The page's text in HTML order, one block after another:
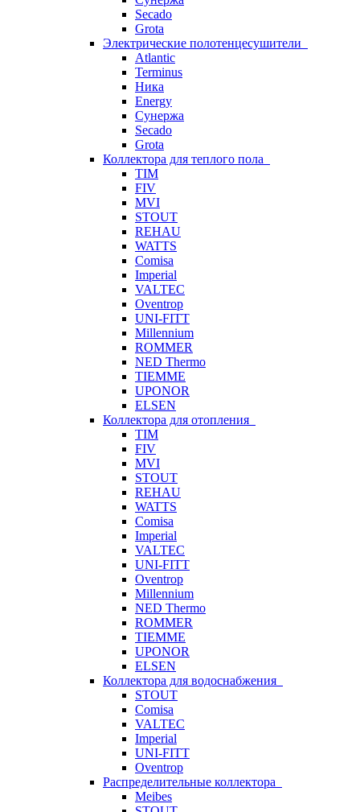
Secado
Grota
Электрические полотенцесушители
Atlantic
Terminus
Ника
Energy
Сунержа
Secado
Grota
Коллектора для теплого пола
TIM
FIV
MVI
STOUT
REHAU
WATTS
Comisa
Imperial
VALTEC
Oventrop
UNI-FITT
Millennium
ROMMER
NED Thermo
TIEMME
UPONOR
ELSEN
Коллектора для отопления
TIM
FIV
MVI
STOUT
REHAU
WATTS
Comisa
Imperial
VALTEC
UNI-FITT
Oventrop
Millennium
NED Thermo
ROMMER
TIEMME
UPONOR
ELSEN
Коллектора для водоснабжения
STOUT
Comisa
VALTEC
Imperial
UNI-FITT
Oventrop
Распределительные коллектора
Meibes